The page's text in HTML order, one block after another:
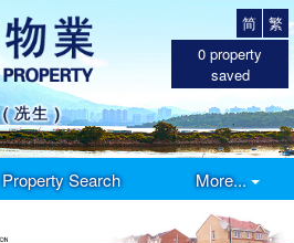
繁
简
0 property
saved
Property Search More...